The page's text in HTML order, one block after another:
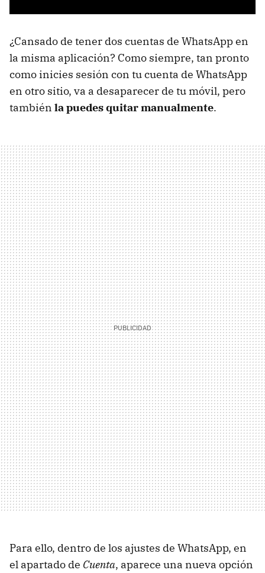
¿Cansado de tener dos cuentas de WhatsApp en
la misma aplicación? Como siempre, tan pronto
como inicies sesión con tu cuenta de WhatsApp
en otro sitio, va a desaparecer de tu móvil, pero
también la puedes quitar manualmente.
Para ello, dentro de los ajustes de WhatsApp, en
el apartado de Cuenta, aparece una nueva opción